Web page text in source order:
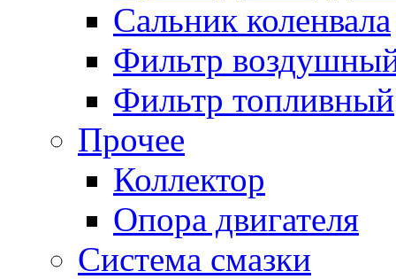
Сальник коленвала
Фильтр
Фильтр топливный
Прочее
Коллектор
Опора двигателя
Система смазки